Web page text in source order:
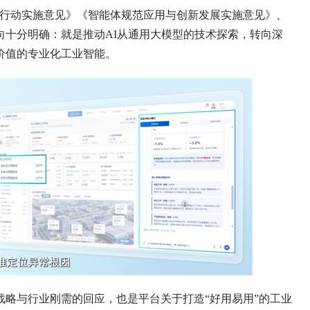
动实施意见》《智能体规范应用与创新发展实施意见》、
分明确：就是推动AI从通用大模型的技术探索，转向深
的专业化工业智能。
与行业刚需的回应，也是平台关于打造“好用易用”的工业